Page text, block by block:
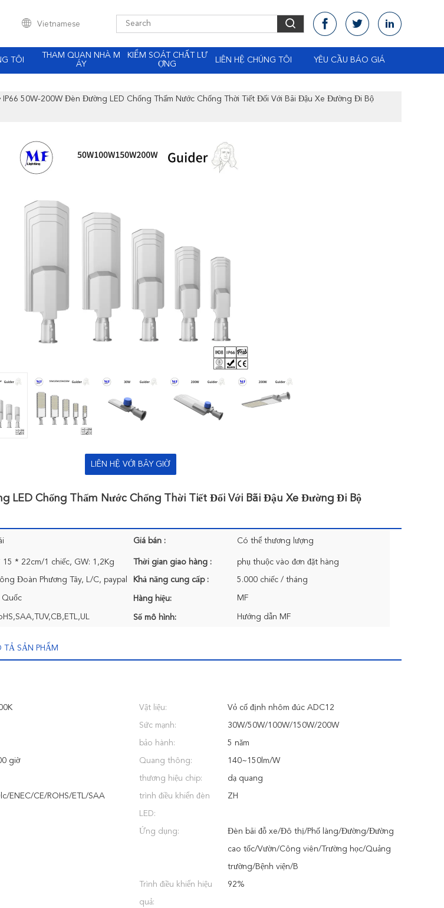
Vietnamese
TÔI
THAM QUAN NHÀ M
ÁY
KIỂM SOÁT CHẤT LƯ
ỢNG
LIÊN HỆ CHÚNG TÔI YÊU CẦU BÁO GIÁ
IP66 50W-200W Đèn Đường LED Chống Thấm Nước Chống Thời Tiết Đối Với Bãi Đậu Xe Đường Đi Bộ
LIÊN HỆ VỚI BÂY GIỜ
LED Chống Thấm Nước Chống Thời Tiết Đối Với Bãi Đậu Xe Đường Đi Bộ
Giá bán : Có thể thương lượng
15 * 22cm/1 chiếc, GW: 1,2Kg Thời gian giao hàng : phụ thuộc vào đơn đặt hàng
Đoàn Phương Tây, L/C, paypal Khả năng cung cấp : 5.000 chiếc / tháng
Quốc Hàng hiệu: MF
Số mô hình: Hướng dẫn MF
TẢ SẢN PHẨM
Vật liệu: Vỏ cố định nhôm đúc ADC12
Sức mạnh: 30W/50W/100W/150W/200W
bảo hành: 5 năm
giờ Quang thông: 140~150lm/W
thương hiệu chip: dạ quang
ENEC/CE/ROHS/ETL/SAA trình điều khiển đèn
LED:
ZH
Ứng dụng: Đèn bãi đỗ xe/Đô thị/Phố làng/Đường/Đường
cao tốc/Vườn/Công viên/Trường học/Quảng
trường/Bệnh viện/B
Trình điều khiển hiệu
quả:
92%